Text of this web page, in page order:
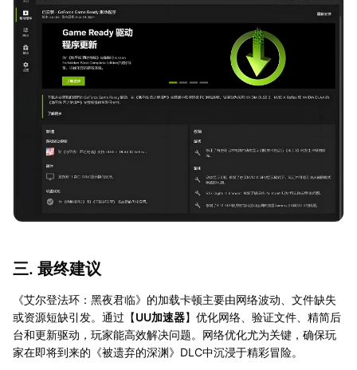
三. 最终建议
《艾尔登法环：黑夜君临》的加载卡顿主要由网络波动、文件缺失
或资源短缺引发。通过【UU加速器】优化网络、验证文件、精简后
台和更新驱动，玩家能高效解决问题。网络优化尤为关键，确保玩
家在即将到来的《被遗弃的深渊》DLC中沉浸于精彩冒险。